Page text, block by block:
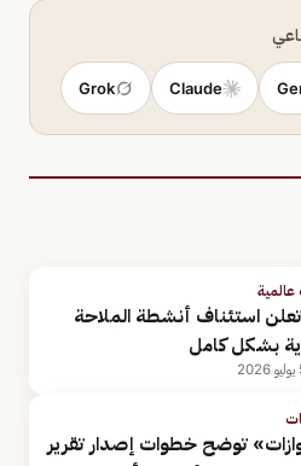
Claude
Grok
عالمية
استئناف أنشطة الملاحة
بشكل كامل
توضح خطوات إصدار تقرير